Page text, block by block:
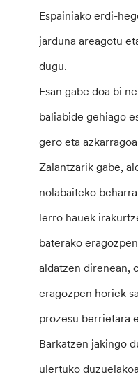
Espainiako erdi-
jarduna areagotu
dugu.
Esan gabe doa bi
baliabide gehiago
gero eta
Zalantzarik gabe,
nolabaiteko
lerro hauek
baterako
aldatzen direnean,
eragozpen horiek
prozesu berrietara
Barkatzen jakingo
ulertuko